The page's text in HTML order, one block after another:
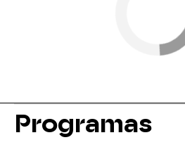
Programas